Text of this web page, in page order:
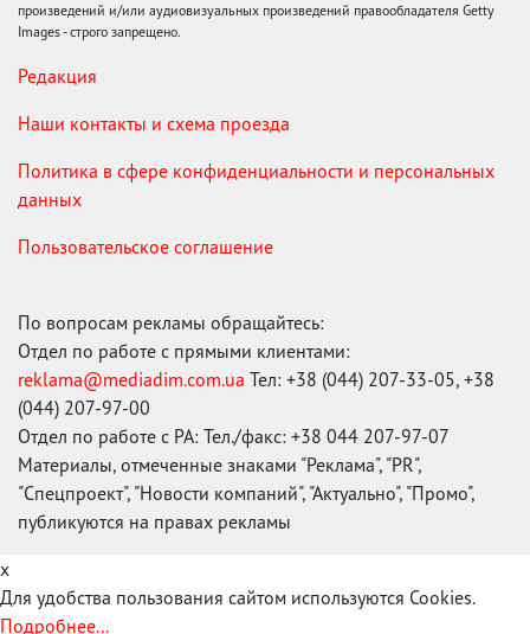
произведений и/или аудиовизуальных произведений правообладателя Getty
Images - строго запрещено.
Редакция
Наши контакты и схема проезда
Политика в сфере конфиденциальности и персональных
данных
Пользовательское соглашение
По вопросам рекламы обращайтесь:
Отдел по работе с прямыми клиентами:
reklama@mediadim.com.ua Тел: +38 (044) 207-33-05, +38
(044) 207-97-00
Отдел по работе с РА: Тел./факс: +38 044 207-97-07
Материалы, отмеченные знаками "Реклама", "PR",
"Спецпроект", "Новости компаний", "Актуально", "Промо",
публикуются на правах рекламы
x
Для удобства пользования сайтом используются Cookies.
Подробнее...